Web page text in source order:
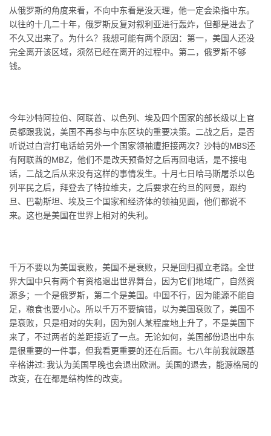
从俄罗斯的角度来看，不向中东看是没天理，他一定会染指中东。
以往的十几二十年，俄罗斯反复对叙利亚进行轰炸，但都是进去了
不久又出来了。为什么？我想可能有两个原因：第一，美国人还没
完全离开该区域，须然已经在离开的过程中。第二，俄罗斯不够
钱。
今年沙特阿拉伯、阿联酋、以色列、埃及四个国家的部长级以上官
员都跟我说，美国不再参与中东区块的重要决策。二战之后，是否
听说过白宫打电话给另外一个国家领袖遭拒接两次？沙特的MBS还
有阿联酋的MBZ，他们不是改天预备好之后再回电话，是不接电
话，二战之后从来没有这样的事情发生。十月七日哈马斯屠杀以色
列平民之后，拜登去了特拉维夫，之后要求在约旦的阿曼，跟约
旦、巴勒斯坦、埃及三个国家和经济体的领袖见面，他们都说不
来。这也是美国在世界上相对的失利。
千万不要以为美国衰败，美国不是衰败，只是回归孤立老路。全世
界大国中只有两个有资格退出世界舞台，因为它们地域广，自然资
源多；一个是俄罗斯，第二个是美国。中国不行，因为能源不能自
足，粮食也要小心。所以千万不要搞错，以为美国衰败了，美国不
是衰败，只是相对的失利，因为别人某程度地上升了，不是美国下
来了，不过两者的差距接近了一点。无论如何，美国部份退出中东
是很重要的一件事，但我看更重要的还在后面。七八年前我就跟基
辛格讲过: 我认为美国早晚也会退出欧洲。美国的退去，能源格局的
改变，在在都是结构性的改变。